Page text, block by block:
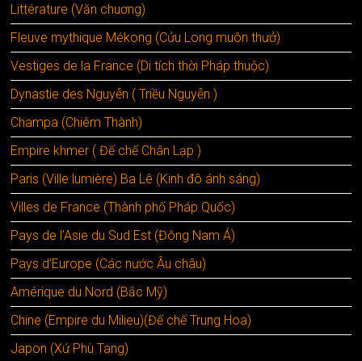
Littérature (Văn chuơng)
Fleuve mythique Mékong (Cửu Long muôn thưở)
Vestiges de la France (Di tích thời Pháp thuộc)
Dynastie des Nguyễn ( Triều Nguyễn )
Champa (Chiêm Thành)
Empire khmer ( Đế chế Chân Lạp )
Paris (Ville lumière) Ba Lê (Kinh đô ánh sáng)
Villes de France (Thành phố Pháp Quốc)
Pays de l’Asie du Sud Est (Đông Nam Á)
Pays d’Europe (Các nước Âu châu)
Amérique du Nord (Bắc Mỹ)
Chine (Empire du Milieu)(Đế chế Trung Hoa)
Japon (Xứ Phù Tang)